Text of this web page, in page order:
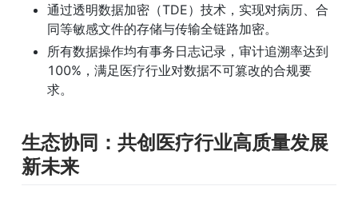
通过透明数据加密（TDE）技术，实现对病历、合
同等敏感文件的存储与传输全链路加密。
所有数据操作均有事务日志记录，审计追溯率达到
100%，满足医疗行业对数据不可篡改的合规要
求。
生态协同：共创医疗行业高质量发展
新未来